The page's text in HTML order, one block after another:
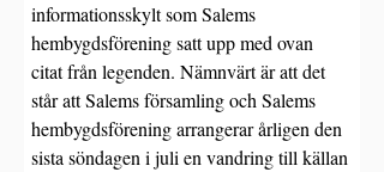
informationsskylt som Salems
hembygdsförening satt upp med ovan
citat från legenden. Nämnvärt är att det
står att Salems församling och Salems
hembygdsförening arrangerar årligen den
sista söndagen i juli en vandring till källan